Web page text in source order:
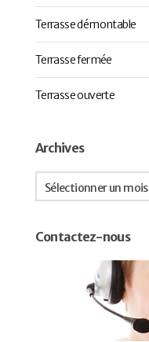
Terrasse démontable
Terrasse fermée
Terrasse ouverte
Archives
Archives
Sélectionner un mois
Contactez-nous